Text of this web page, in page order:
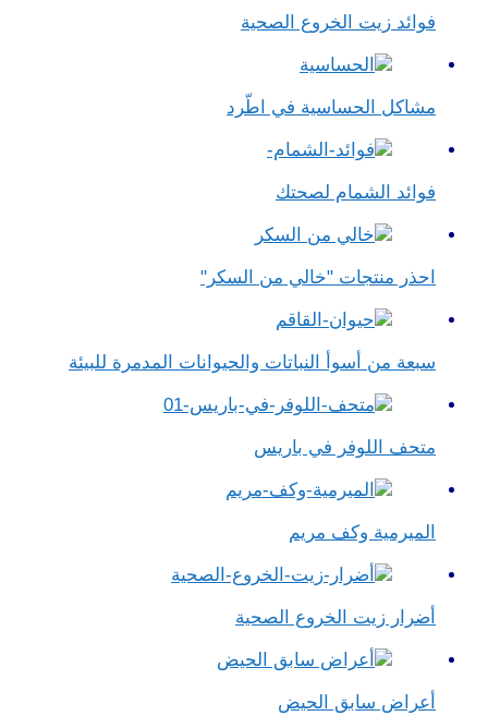
فوائد زيت الخروع الصحية
مشاكل الحساسية في اطّرد
فوائد الشمام لصحتك
احذر منتجات "خالي من السكر"
سبعة من أسوأ النباتات والحيوانات المدمرة للبيئة
متحف اللوفر في باريس
الميرمية وكف مريم
أضرار زيت الخروع الصحية
أعراض سابق الحيض